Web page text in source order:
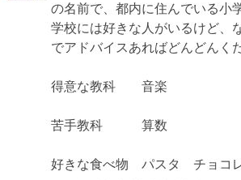
の名前で、都内に住んでいる小
学校には好きな人がいるけど、
でアドバイスあればどんどんく
得意な教科 音楽
苦手教科 算数
好きな食べ物 パスタ チョコ